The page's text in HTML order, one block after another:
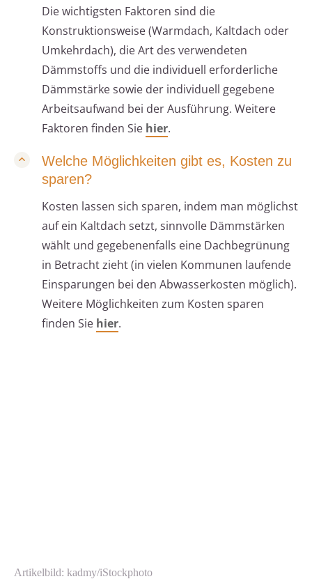
Die wichtigsten Faktoren sind die
Konstruktionsweise (Warmdach, Kaltdach oder
Umkehrdach), die Art des verwendeten
Dämmstoffs und die individuell erforderliche
Dämmstärke sowie der individuell gegebene
Arbeitsaufwand bei der Ausführung. Weitere
Faktoren finden Sie hier.
Welche Möglichkeiten gibt es, Kosten zu
sparen?
Kosten lassen sich sparen, indem man möglichst
auf ein Kaltdach setzt, sinnvolle Dämmstärken
wählt und gegebenenfalls eine Dachbegrünung
in Betracht zieht (in vielen Kommunen laufende
Einsparungen bei den Abwasserkosten möglich).
Weitere Möglichkeiten zum Kosten sparen
finden Sie hier.
Artikelbild: kadmy/iStockphoto